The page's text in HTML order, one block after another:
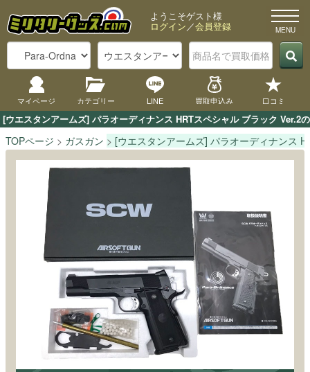
[ウエスタンアームズ] パラオーディナンス HRTスペシャル ブラック
ようこそゲスト様
ログイン／会員登録
マイページ カテゴリー LINE 買取申込み 口コミ
TOPページ ガスガン [ウエスタンアームズ] パラオーディナンス